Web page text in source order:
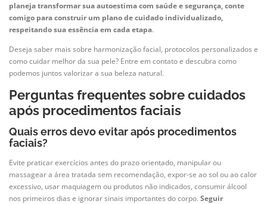
planeja transformar sua autoestima com saúde e segurança, conte
comigo para construir um plano de cuidado individualizado,
respeitando sua essência em cada etapa.
Deseja saber mais sobre harmonização facial, protocolos personalizados e
como cuidar melhor da sua pele? Entre em contato e descubra como
podemos juntos valorizar a sua beleza natural.
Perguntas frequentes sobre cuidados
após procedimentos faciais
Quais erros devo evitar após procedimentos
faciais?
Evite praticar exercícios antes do prazo orientado, manipular ou
massagear a área tratada sem recomendação, expor-se ao sol ou ao calor
excessivo, usar maquiagem ou produtos não indicados, consumir álcool
nos primeiros dias e ignorar sinais importantes do corpo. Seguir